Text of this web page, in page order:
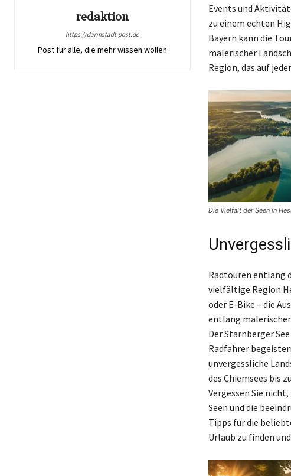
redaktion
https://darmstadt-post.de
Post für alle, die mehr wissen wollen
Events und
zu einem echten
Bayern kann die
malerischer
Region, das auf
Die Vielfalt der Seen in
Radtouren entlang
vielfältige Region
oder E-Bike – die
entlang
Der Starnberger
Radfahrer
unvergessliche
des Chiemsees bis
Vergessen Sie
Seen und die
Tipps für die
Urlaub zu finden